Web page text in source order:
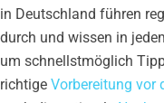
in Deutschland führen
durch und wissen in
um schnellstmöglich
richtige Vorbereitung vor